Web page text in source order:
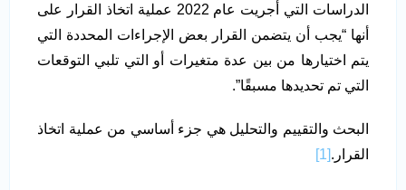
الدراسات التي أجريت عام 2022 عملية اتخاذ القرار على
أنها “يجب أن يتضمن القرار بعض الإجراءات المحددة التي
يتم اختيارها من بين عدة متغيرات أو التي تلبي التوقعات
التي تم تحديدها مسبقًا”.
البحث والتقييم والتحليل هي جزء أساسي من عملية اتخاذ
القرار.[1]